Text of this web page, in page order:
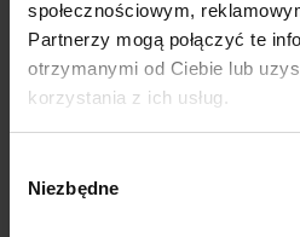
społecznościowym,
Partnerzy mogą połączyć te
otrzymanymi od Ciebie lub
korzystania z ich usług.
zgody
Niezbędne
– co musisz mieć przy sobie?
2026-07-15